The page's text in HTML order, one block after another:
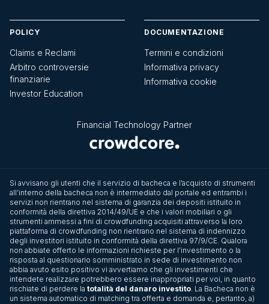
POLICY
Claims e Reclami
Arbitro controversie
finanziarie
Investor Education
DOCUMENTAZIONE
Termini e condizioni
Informativa privacy
Informativa cookie
Financial Technology Partner
Si avvisano gli utenti che il servizio di bacheca e l’acquisto di strumenti
all’interno della bacheca non è intermediato dal portale ed entrambi i
servizi non rientrano nel sistema di garanzia dei depositi istituito in
conformità della direttiva 2014/49/UE e che i valori mobiliari o gli
strumenti ammessi a fini di crowdfunding acquisiti attraverso la loro
piattaforma di crowdfunding non rientrano nel sistema di indennizzo
degli investitori istituito in conformità della direttiva 97/9/CE. Qualora
non abbiate offerto le informazioni richieste per l’investimento o la
risposta al questionario somministrato in sede di investimento non
abbia avuto esito positivo vi avvertiamo che gli investimenti che
intendete realizzare potrebbero essere inappropriati per voi, in quanto
rischiate di perdere la totalità del danaro investito. La Bacheca non è
un sistema automatico di matching tra offerta e domanda e, pertanto, a)